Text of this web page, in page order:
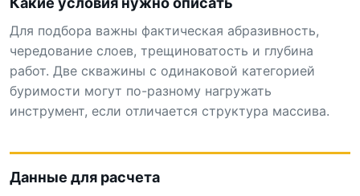
Для подбора важны фактическая абразивность,
чередование слоев, трещиноватость и глубина
работ. Две скважины с одинаковой категорией
буримости могут по-разному нагружать
инструмент, если отличается структура массива.
Данные для расчета